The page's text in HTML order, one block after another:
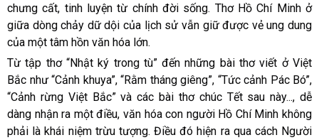
chưng cất, tinh luyện từ chính đời sống. Thơ Hồ Chí Minh ở
giữa dòng chảy dữ dội của lịch sử vẫn giữ được vẻ ung dung
của một tâm hồn văn hóa lớn.
Từ tập thơ “Nhật ký trong tù” đến những bài thơ viết ở Việt
Bắc như “Cảnh khuya”, “Rằm tháng giêng”, “Tức cảnh Pác Bó”,
“Cảnh rừng Việt Bắc” và các bài thơ chúc Tết sau này..., dễ
dàng nhận ra một điều, văn hóa con người Hồ Chí Minh không
phải là khái niệm trừu tượng. Điều đó hiện ra qua cách Người